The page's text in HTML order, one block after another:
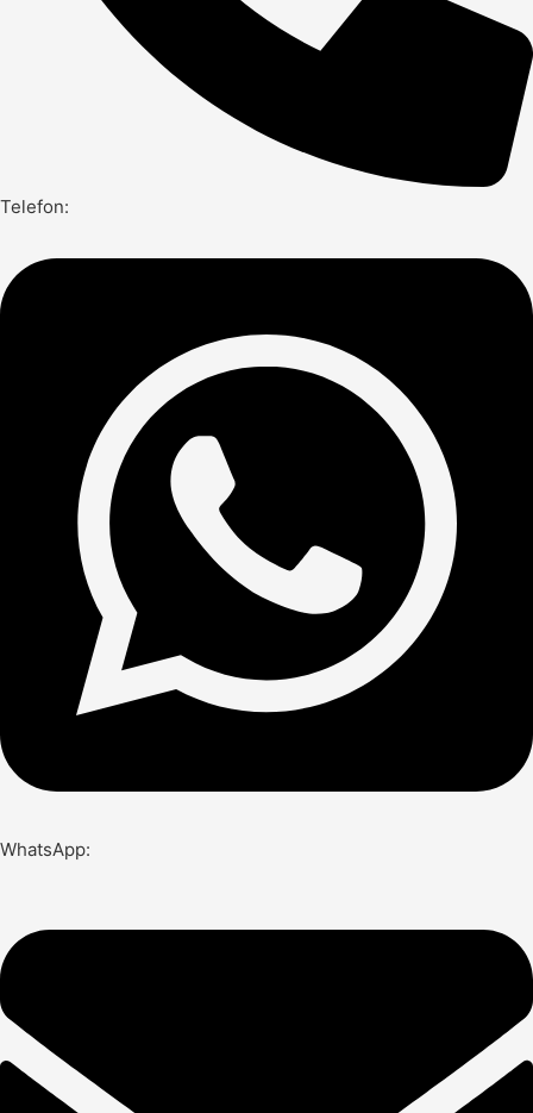
Telefon:
WhatsApp: